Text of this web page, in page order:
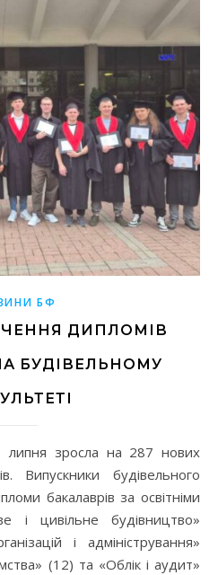
БФ
ДИПЛОМІВ
БУДІВЕЛЬНОМУ
Випускники будівельного
бакалаврів за освітніми
і цивільне будівництво»
і адміністрування»
(12) та «Облік і аудит»